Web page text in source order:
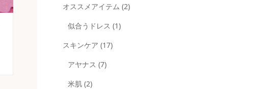
オススメアイテム (2)
似合うドレス (1)
スキンケア (17)
アヤナス (7)
米肌 (2)